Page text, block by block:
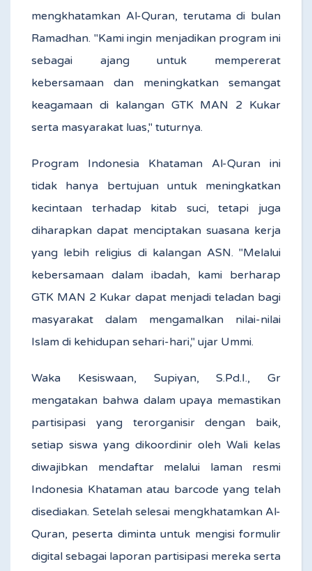
mengkhatamkan Al-Quran, terutama di bulan
Ramadhan. "Kami ingin menjadikan program ini
sebagai ajang untuk mempererat
kebersamaan dan meningkatkan semangat
keagamaan di kalangan GTK MAN 2 Kukar
serta masyarakat luas," tuturnya.
Program Indonesia Khataman Al-Quran ini
tidak hanya bertujuan untuk meningkatkan
kecintaan terhadap kitab suci, tetapi juga
diharapkan dapat menciptakan suasana kerja
yang lebih religius di kalangan ASN. "Melalui
kebersamaan dalam ibadah, kami berharap
GTK MAN 2 Kukar dapat menjadi teladan bagi
masyarakat dalam mengamalkan nilai-nilai
Islam di kehidupan sehari-hari," ujar Ummi.
Waka Kesiswaan, Supiyan, S.Pd.I., Gr
mengatakan bahwa dalam upaya memastikan
partisipasi yang terorganisir dengan baik,
setiap siswa yang dikoordinir oleh Wali kelas
diwajibkan mendaftar melalui laman resmi
Indonesia Khataman atau barcode yang telah
disediakan. Setelah selesai mengkhatamkan Al-
Quran, peserta diminta untuk mengisi formulir
digital sebagai laporan partisipasi mereka serta